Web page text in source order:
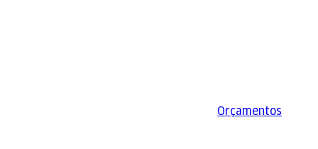
Orçamentos